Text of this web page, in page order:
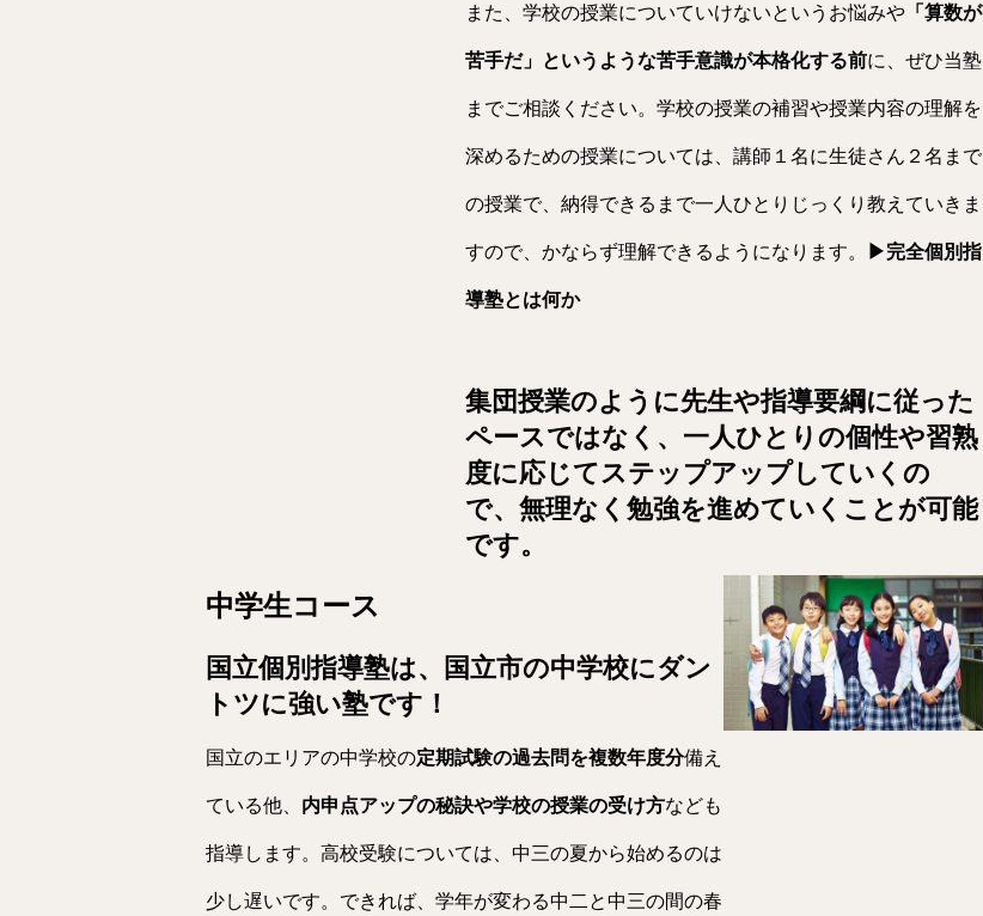
また、学校の授業についていけないというお悩みや「算数が
苦手だ」というような苦手意識が本格化する前に、ぜひ当塾
までご相談ください。学校の授業の補習や授業内容の理解を
深めるための授業については、講師１名に生徒さん２名まで
の授業で、納得できるまで一人ひとりじっくり教えていきま
すので、かならず理解できるようになります。 ▶完全個別指
導塾とは何か
集団授業のように先生や指導要綱に従った
ペースではなく、 一人ひとりの個性や習熟
度に応じてステップアップしていく の
で、無理なく勉強を進めていくことが可能
です。
中学生コース
国立個別指導塾は、国立市の中学校にダン
トツに強い塾です！
国立のエリアの中学校の定期試験の過去問を複数年度分備え
ている他、 内申点アップの秘訣や学校の授業の受け方なども
指導します。高校受験については、中三の夏から始めるのは
少し遅いです。できれば、学年が変わる中二と中三の間の春